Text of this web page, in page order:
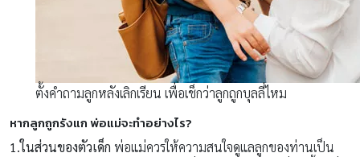
ตั้งคำถามลูกหลังเลิกเรียน เพื่อเช็กว่าลูกถูกบุลลี่ไหม
หากลูกถูกรังแก พ่อแม่จะทำอย่างไร?
1.ในส่วนของตัวเด็ก พ่อแม่ควรให้ความสนใจดูแลลูกของท่านเป็น